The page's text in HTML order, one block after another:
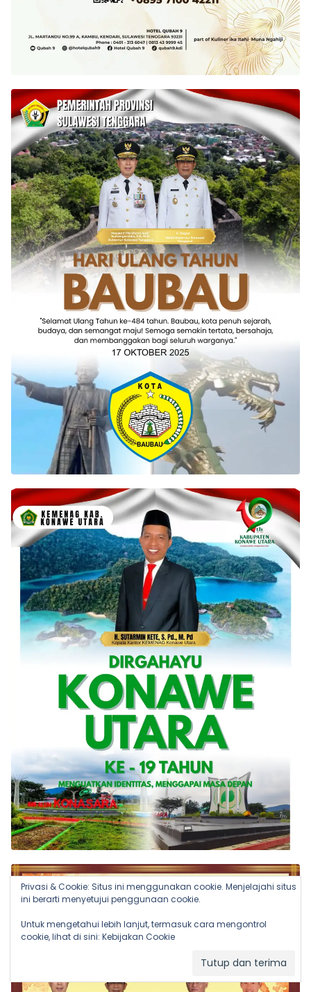
Privasi & Cookie: Situs ini menggunakan cookie. Menjelajahi situs
ini berarti menyetujui penggunaan cookie.
Untuk mengetahui lebih lanjut, termasuk cara mengontrol
cookie, lihat di sini: Kebijakan Cookie